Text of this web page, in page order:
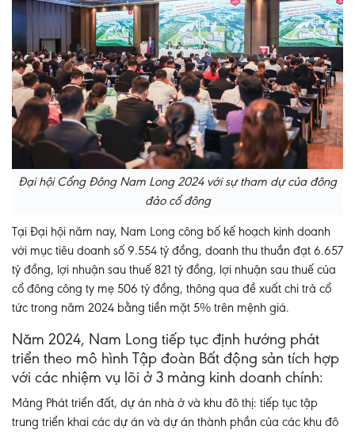
Đại hội Cổng Đông Nam Long 2024 với sự tham dự của đông
đảo cổ đông
Tại Đại hội năm nay, Nam Long công bố kế hoạch kinh doanh
với mục tiêu doanh số 9.554 tỷ đồng, doanh thu thuần đạt 6.657
tỷ đồng, lợi nhuận sau thuế 821 tỷ đồng, lợi nhuận sau thuế của
cổ đông công ty mẹ 506 tỷ đồng, thông qua đề xuất chi trả cổ
tức trong năm 2024 bằng tiền mặt 5% trên mệnh giá.
Năm 2024, Nam Long tiếp tục định hướng phát
triển theo mô hình Tập đoàn Bất động sản tích hợp
với các nhiệm vụ lõi ở 3 mảng kinh doanh chính:
Mảng Phát triển đất, dự án nhà ở và khu đô thị: tiếp tục tập
trung triển khai các dự án và dự án thành phần của các khu đô